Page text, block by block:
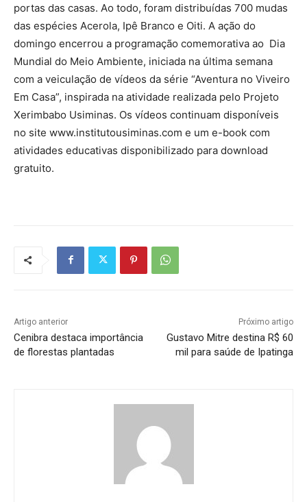
portas das casas. Ao todo, foram distribuídas 700 mudas
das espécies Acerola, Ipê Branco e Oiti. A ação do
domingo encerrou a programação comemorativa ao Dia
Mundial do Meio Ambiente, iniciada na última semana
com a veiculação de vídeos da série “Aventura no Viveiro
Em Casa”, inspirada na atividade realizada pelo Projeto
Xerimbabo Usiminas. Os vídeos continuam disponíveis
no site www.institutousiminas.com e um e-book com
atividades educativas disponibilizado para download
gratuito.
Artigo anterior
Cenibra destaca importância
de florestas plantadas
Próximo artigo
Gustavo Mitre destina R$ 60
mil para saúde de Ipatinga